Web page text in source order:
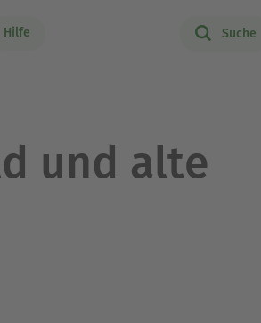
Hilfe Suche
und alte